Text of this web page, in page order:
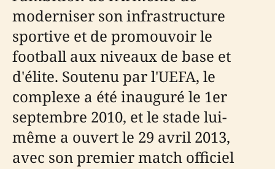
moderniser son infrastructure
sportive et de promouvoir le
football aux niveaux de base et
d'élite. Soutenu par l'UEFA, le
complexe a été inauguré le 1er
septembre 2010, et le stade lui-
même a ouvert le 29 avril 2013,
avec son premier match officiel